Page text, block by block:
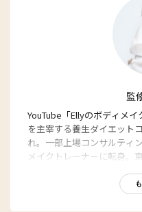
監
YouTube「Ellyのボディメイ
を主宰する養生ダイエット
れ。一部上場コンサルティ
メイクトレーナーに転身。
失敗続きだった自身に加え
くの人を成功に導く。著書